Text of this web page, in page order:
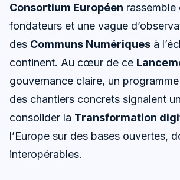
Consortium Européen rassemble
fondateurs et une vague
des Communs Numériques à
continent. Au cœur de ce
gouvernance claire, un
des chantiers concrets signalent
consolider la Transformation
l’Europe sur des bases ouvertes,
interopérables.